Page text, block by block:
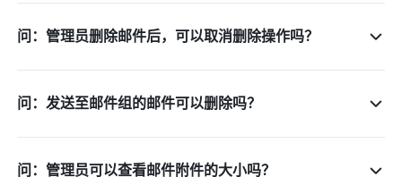
问：管理员删除邮件后，可以取消删除操作吗？
问：发送至邮件组的邮件可以删除吗？
问：管理员可以查看邮件附件的大小吗？